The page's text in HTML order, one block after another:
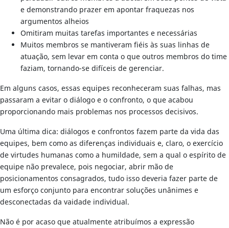
e demonstrando prazer em apontar fraquezas nos
argumentos alheios
Omitiram muitas tarefas importantes e necessárias
Muitos membros se mantiveram fiéis às suas linhas de
atuação, sem levar em conta o que outros membros do time
faziam, tornando-se difíceis de gerenciar.
Em alguns casos, essas equipes reconheceram suas falhas, mas
passaram a evitar o diálogo e o confronto, o que acabou
proporcionando mais problemas nos processos decisivos.
Uma última dica: diálogos e confrontos fazem parte da vida das
equipes, bem como as diferenças individuais e, claro, o exercício
de virtudes humanas como a humildade, sem a qual o espírito de
equipe não prevalece, pois negociar, abrir mão de
posicionamentos consagrados, tudo isso deveria fazer parte de
um esforço conjunto para encontrar soluções unânimes e
desconectadas da vaidade individual.
Não é por acaso que atualmente atribuímos a expressão